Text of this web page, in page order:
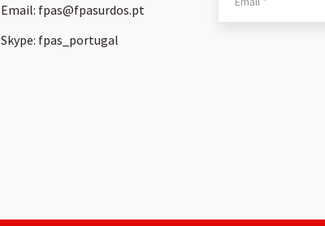
Email: fpas@fpasurdos.pt
Skype: fpas_portugal